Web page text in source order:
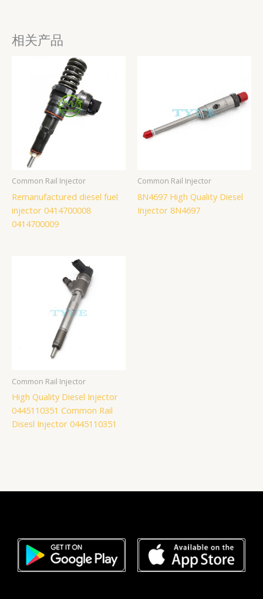
相关产品
Common Rail Injector
Remanufactured diesel fuel
injector 0414700008
0414700009
Common Rail Injector
8N4697 High Quality Diesel
Injector 8N4697
Common Rail Injector
High Quality Diesel Injector
0445110351 Common Rail
Disesl Injector 0445110351